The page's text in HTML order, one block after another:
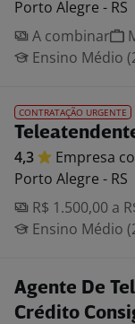
Porto Alegre - RS
A combinar
Ensino Médio
CONTRATAÇÃO URGENTE
4,3 Empresa
Porto Alegre - RS
R$ 1.500,00 a
Ensino Médio
Agente De
Crédito